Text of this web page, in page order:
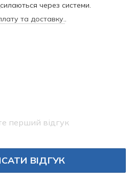
через системи.
та доставку..
перший відгук
ВІДГУК